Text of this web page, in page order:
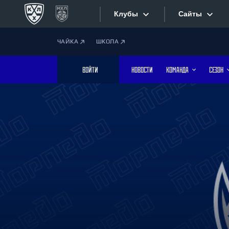
Клубы
Дивизион Боброва
Лада
Сайты
Фотобанк
ЧАЙКА ШКОЛА
ВОЙТИ НОВОСТИ КОМАНДА СЕЗОН